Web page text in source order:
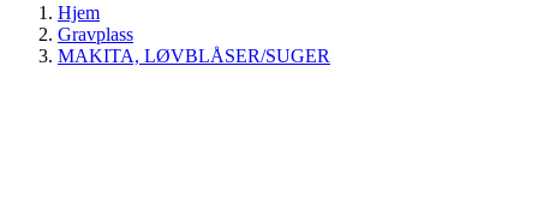
Hjem
Gravplass
MAKITA, LØVBLÅSER/SUGER